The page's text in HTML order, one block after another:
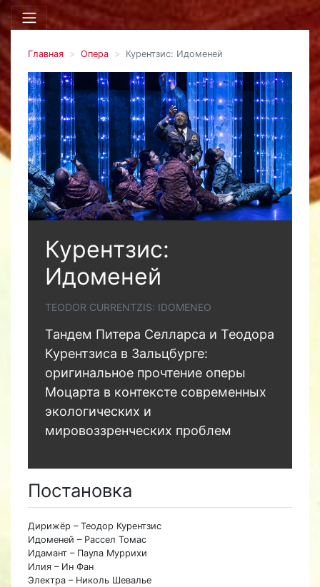
Главная Опера Курентзис: Идоменей
Курентзис:
Идоменей
TEODOR CURRENTZIS: IDOMENEO
Тандем Питера Селларса и Теодора
Курентзиса в Зальцбурге:
оригинальное прочтение оперы
Моцарта в контексте современных
экологических и
мировоззренческих проблем
Постановка
Дирижёр – Теодор Курентзис
Идоменей – Рассел Томас
Идамант – Паула Муррихи
Илия – Ин Фан
Электра – Николь Шевалье